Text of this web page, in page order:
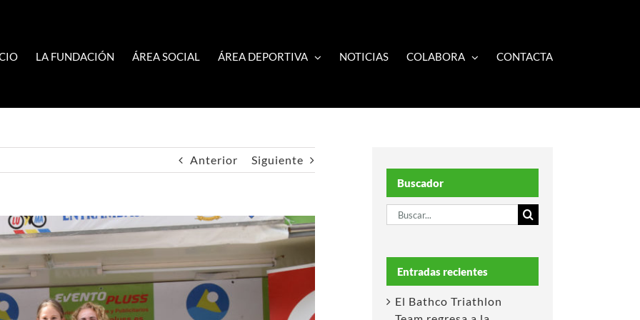
LA FUNDACIÓN ÁREA SOCIAL ÁREA DEPORTIVA NOTICIAS COLABORA CONTACTA
Anterior Siguiente
Buscador
Buscar:
Entradas recientes
El Bathco Triathlon